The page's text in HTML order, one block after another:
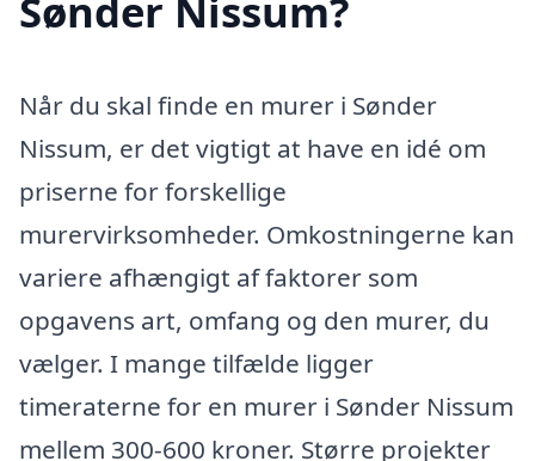
Når du skal finde en murer i Sønder
Nissum, er det vigtigt at have en idé om
priserne for forskellige
murervirksomheder. Omkostningerne kan
variere afhængigt af faktorer som
opgavens art, omfang og den murer, du
vælger. I mange tilfælde ligger
timeraterne for en murer i Sønder Nissum
mellem 300-600 kroner. Større projekter